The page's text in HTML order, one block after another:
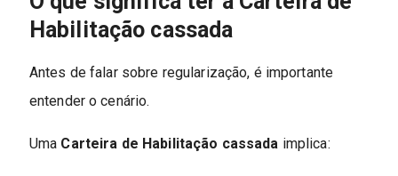
Habilitação cassada
Antes de falar sobre regularização, é importante
entender o cenário.
Uma Carteira de Habilitação cassada implica: